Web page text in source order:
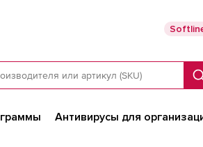
Антивирусы для